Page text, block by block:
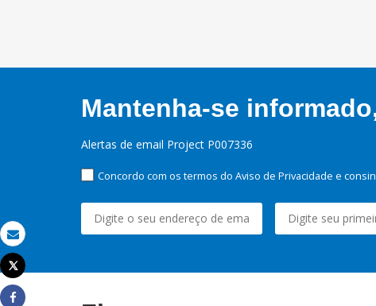
Email
Imprimir
Tweet
Mantenha-se
Alertas de email Project P007336
Concordo com os termos do Aviso de Privacidade e